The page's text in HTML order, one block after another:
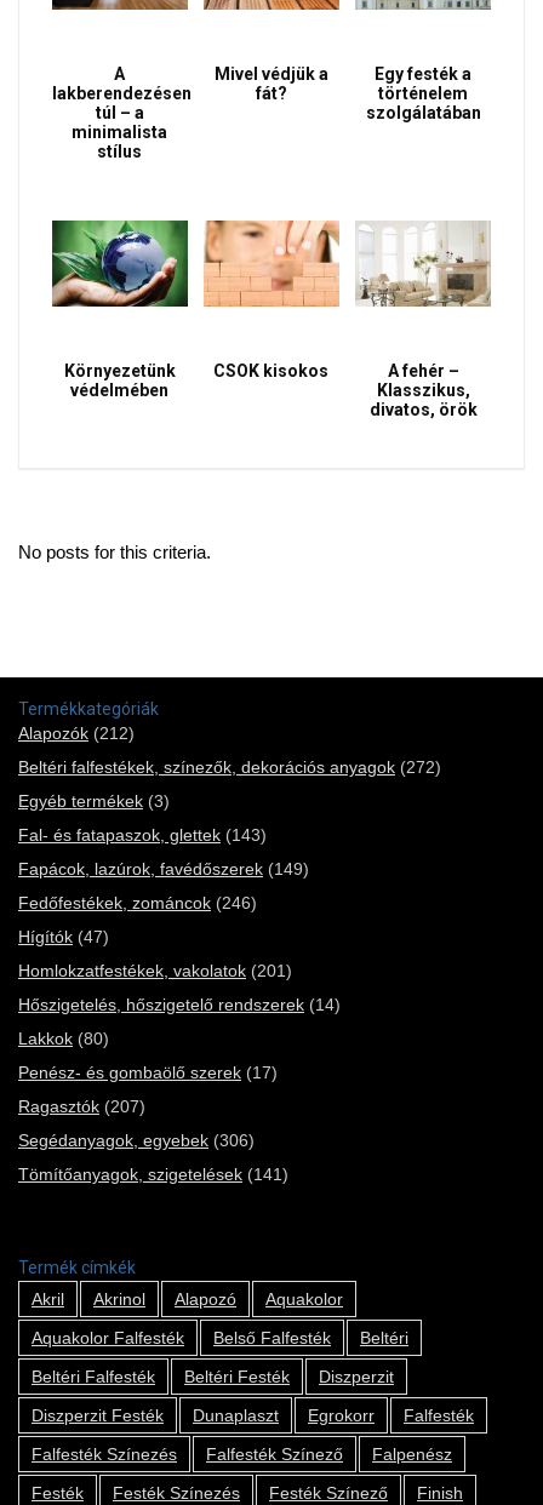
A
lakberendezésen
túl – a
minimalista
stílus
Mivel védjük a
fát?
Egy festék a
történelem
szolgálatában
Környezetünk
védelmében
CSOK kisokos
A fehér –
Klasszikus,
divatos, örök
No posts for this criteria.
Termékkategóriák
Alapozók (212)
Beltéri falfestékek, színezők, dekorációs anyagok (272)
Egyéb termékek (3)
Fal- és fatapaszok, glettek (143)
Fapácok, lazúrok, favédőszerek (149)
Fedőfestékek, zománcok (246)
Hígítók (47)
Homlokzatfestékek, vakolatok (201)
Hőszigetelés, hőszigetelő rendszerek (14)
Lakkok (80)
Penész- és gombaölő szerek (17)
Ragasztók (207)
Segédanyagok, egyebek (306)
Tömítőanyagok, szigetelések (141)
Termék címkék
Akril
Akrinol Alapozó
Aquakolor
Aquakolor Falfesték
Belső Falfesték
Beltéri
Beltéri Falfesték
Beltéri Festék
Diszperzit
Diszperzit Festék
Dunaplaszt Egrokorr
Falfesték
Falfesték Színezés
Falfesték Színező
Falpenész
Festék
Festék Színezés Festék Színező
Finish